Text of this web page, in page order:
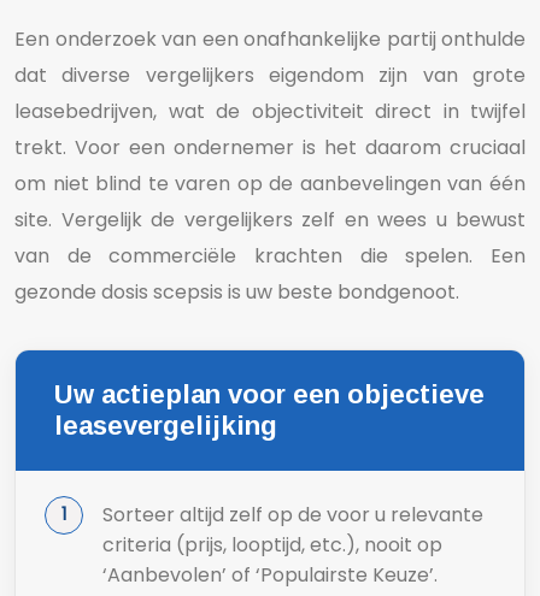
Een onderzoek van een onafhankelijke partij onthulde
dat diverse vergelijkers eigendom zijn van grote
leasebedrijven, wat de objectiviteit direct in twijfel
trekt. Voor een ondernemer is het daarom cruciaal
om niet blind te varen op de aanbevelingen van één
site. Vergelijk de vergelijkers zelf en wees u bewust
van de commerciële krachten die spelen. Een
gezonde dosis scepsis is uw beste bondgenoot.
Uw actieplan voor een objectieve
leasevergelijking
Sorteer altijd zelf op de voor u relevante
criteria (prijs, looptijd, etc.), nooit op
‘Aanbevolen’ of ‘Populairste Keuze’.